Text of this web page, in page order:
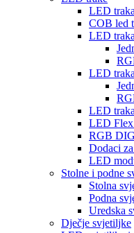
LED
COB led
LED
LED
LED
LED
RGB
Dodaci
LED
Stolne i podne
Stolna
Podna
Uredska
Dječje svjetiljke